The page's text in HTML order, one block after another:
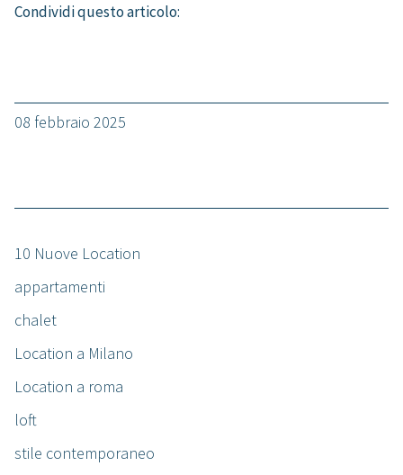
08 febbraio 2025
10 Nuove Location
appartamenti
chalet
Location a Milano
Location a roma
loft
stile contemporaneo
Condividi questo articolo: